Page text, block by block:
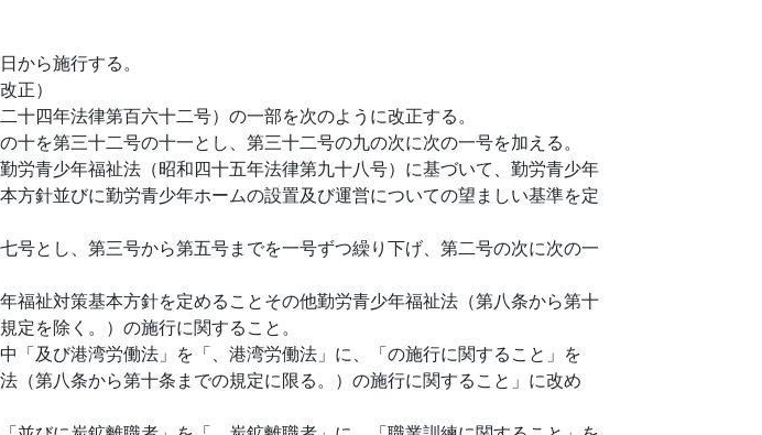
から施行する。
正）
十四年法律第百六十二号）の一部を次のように改正する。
十を第三十二号の十一とし、第三十二号の九の次に次の一号を加える。
勤労青少年福祉法（昭和四十五年法律第九十八号）に基づいて、勤労青少年
方針並びに勤労青少年ホームの設置及び運営についての望ましい基準を定
号とし、第三号から第五号までを一号ずつ繰り下げ、第二号の次に次の一
福祉対策基本方針を定めることその他勤労青少年福祉法（第八条から第十
定を除く。）の施行に関すること。
「及び港湾労働法」を「、港湾労働法」に、「の施行に関すること」を
（第八条から第十条までの規定に限る。）の施行に関すること」に改め